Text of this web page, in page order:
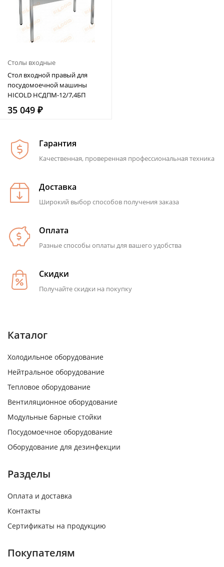
Столы входные
Стол входной правый для
посудомоечной машины
HICOLD НСДПМ-12/7,4БП
35 049 ₽
Гарантия
Качественная, проверенная профессиональная техника
Доставка
Широкий выбор способов получения заказа
Оплата
Разные способы оплаты для вашего удобства
Скидки
Получайте скидки на покупку
Каталог
Холодильное оборудование
Нейтральное оборудование
Тепловое оборудование
Вентиляционное оборудование
Модульные барные стойки
Посудомоечное оборудование
Оборудование для дезинфекции
Разделы
Оплата и доставка
Контакты
Сертификаты на продукцию
Покупателям